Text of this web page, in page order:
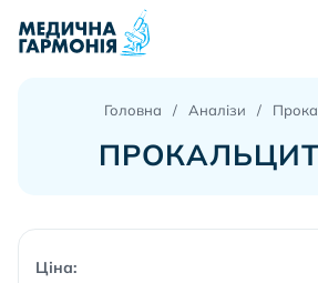
Головна Аналізи
Ціна: